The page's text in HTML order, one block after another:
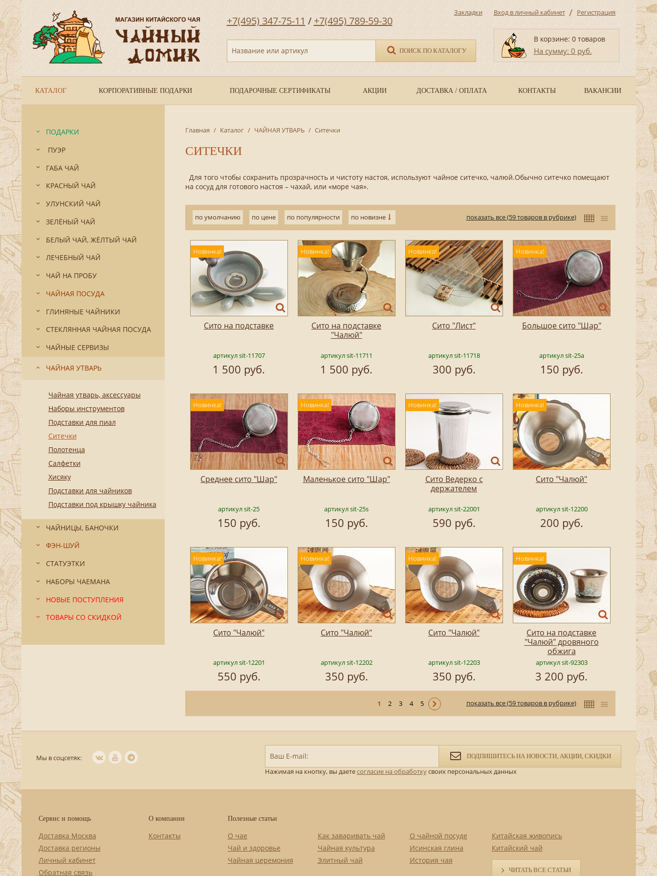
+7(495) 347-75-11 / +7(495) 789-59-30
Название или артикул ПОИСК ПО КАТАЛОГУ
Закладки Вход в личный кабинет / Регистрация
В корзине: 0 товаров
На сумму: 0 руб.
КАТАЛОГ КОРПОРАТИВНЫЕ ПОДАРКИ ПОДАРОЧНЫЕ СЕРТИФИКАТЫ АКЦИИ ДОСТАВКА / ОПЛАТА КОНТАКТЫ ВАКАНСИИ
ПОДАРКИ
ПУЭР
ГАБА ЧАЙ
КРАСНЫЙ ЧАЙ
УЛУНСКИЙ ЧАЙ
ЗЕЛЁНЫЙ ЧАЙ
БЕЛЫЙ ЧАЙ, ЖЁЛТЫЙ ЧАЙ
ЛЕЧЕБНЫЙ ЧАЙ
ЧАЙ НА ПРОБУ
ЧАЙНАЯ ПОСУДА
ГЛИНЯНЫЕ ЧАЙНИКИ
СТЕКЛЯННАЯ ЧАЙНАЯ ПОСУДА
ЧАЙНЫЕ СЕРВИЗЫ
ЧАЙНАЯ УТВАРЬ
Чайная утварь, аксессуары
Наборы инструментов
Подставки для пиал
Ситечки
Полотенца
Салфетки
Хисяку
Подставки для чайников
Подставки под крышку чайника
ЧАЙНИЦЫ, БАНОЧКИ
ФЭН-ШУЙ
СТАТУЭТКИ
НАБОРЫ ЧАЕМАНА
НОВЫЕ ПОСТУПЛЕНИЯ
ТОВАРЫ СО СКИДКОЙ
Главная / Каталог / ЧАЙНАЯ УТВАРЬ / Ситечки
СИТЕЧКИ
Для того чтобы сохранить прозрачность и чистоту настоя, используют чайное ситечко, чалюй.Обычно ситечко помещают
на сосуд для готового настоя – чахай, или «море чая».
по умолчанию по цене по популярности по новизне показать все (59 товаров в рубрике)
Новинка!
Сито на подставке
артикул sit-11707
1 500 руб.
Новинка!
Сито на подставке
"Чалюй"
артикул sit-11711
1 500 руб.
Новинка!
Сито "Лист"
артикул sit-11718
300 руб.
Новинка!
Большое сито "Шар"
артикул sit-25a
150 руб.
Новинка!
Среднее сито "Шар"
артикул sit-25
150 руб.
Новинка!
Маленькое сито "Шар"
артикул sit-25s
150 руб.
Новинка!
Сито Ведерко с
держателем
артикул sit-22001
590 руб.
Новинка!
Сито "Чалюй"
артикул sit-12200
200 руб.
Новинка!
Сито "Чалюй"
артикул sit-12201
550 руб.
Новинка!
Сито "Чалюй"
артикул sit-12202
350 руб.
Новинка!
Сито "Чалюй"
артикул sit-12203
350 руб.
Новинка!
Сито на подставке
"Чалюй" дровяного
обжига
артикул sit-92303
3 200 руб.
1 2 3 4 5 показать все (59 товаров в рубрике)
Ваш E-mail: ПОДПИШИТЕСЬ НА НОВОСТИ, АКЦИИ, СКИДКИ
Нажимая на кнопку, вы даетесогласие на обработкусвоих персональных данных
Мы в соцсетях:
Сервис и помощь
Доставка Москва
Доставка регионы
Личный кабинет
Обратная связь
О компании
Контакты
Полезные статьи
О чае
Чай и здоровье
Чайная церемония
Как заваривать чай
Чайная культура
Элитный чай
О чайной посуде
Исинская глина
История чая
Китайская живопись
Китайский чай
ЧИТАТЬ ВСЕ СТАТЬИ